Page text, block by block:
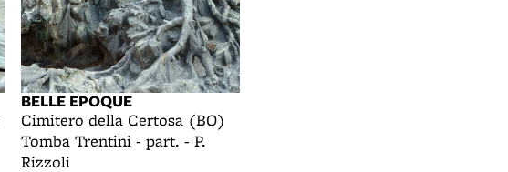
BELLE EPOQUE
Cimitero della Certosa (BO)
Tomba Trentini - part. - P.
Rizzoli